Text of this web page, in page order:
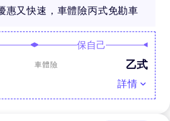
惠又快速，車體險丙式免勘車
保自己
車體險 乙式
詳情